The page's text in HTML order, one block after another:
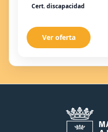
Cert. discapacidad
Ver oferta